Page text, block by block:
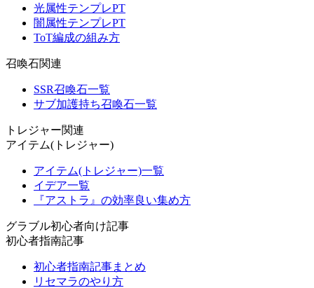
光属性テンプレPT
闇属性テンプレPT
ToT編成の組み方
召喚石関連
SSR召喚石一覧
サブ加護持ち召喚石一覧
トレジャー関連
アイテム(トレジャー)
アイテム(トレジャー)一覧
イデア一覧
『アストラ』の効率良い集め方
グラブル初心者向け記事
初心者指南記事
初心者指南記事まとめ
リセマラのやり方